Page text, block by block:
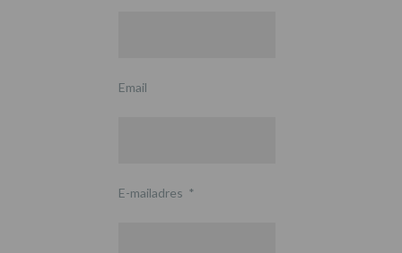
Email
E-mailadres *